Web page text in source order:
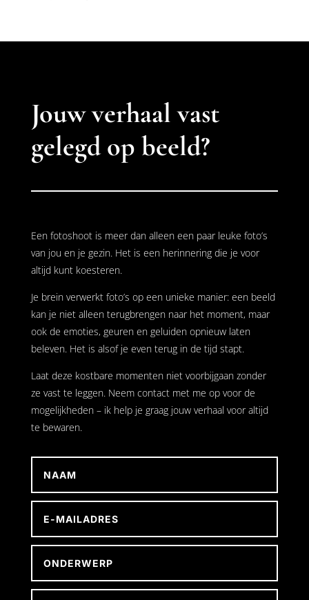
€ 37,00.€ 24,95.
Jouw verhaal vast
gelegd op beeld?
Een fotoshoot is meer dan alleen een paar leuke foto’s
van jou en je gezin. Het is een herinnering die je voor
altijd kunt koesteren.
Je brein verwerkt foto’s op een unieke manier: een beeld
kan je niet alleen terugbrengen naar het moment, maar
ook de emoties, geuren en geluiden opnieuw laten
beleven. Het is alsof je even terug in de tijd stapt.
Laat deze kostbare momenten niet voorbijgaan zonder
ze vast te leggen. Neem contact met me op voor de
mogelijkheden – ik help je graag jouw verhaal voor altijd
te bewaren.